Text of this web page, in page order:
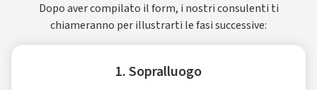
Dopo aver compilato il form, i nostri consulenti ti
chiameranno per illustrarti le fasi successive:
1. Sopralluogo